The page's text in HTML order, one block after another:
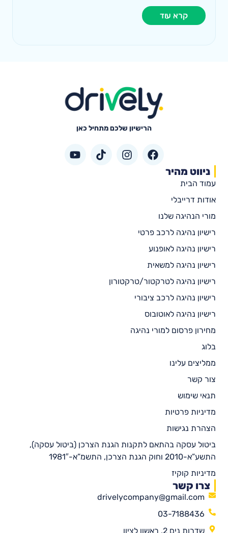
קרא עוד
הרישיון שלכם מתחיל כאן
ניווט מהיר
עמוד הבית
אודות דרייבלי
מורי הנהיגה שלנו
רישיון נהיגה לרכב פרטי
רישיון נהיגה לאופנוע
רישיון נהיגה למשאית
רישיון נהיגה לטרקטור/טרקטורון
רישיון נהיגה לרכב ציבורי
רישיון נהיגה לאוטובוס
מחירון פרסום למורי נהיגה
בלוג
ממליצים עלינו
צור קשר
תנאי שימוש
מדיניות פרטיות
הצהרת נגישות
ביטול עסקה בהתאם לתקנות הגנת הצרכן (ביטול עסקה),
התשע”א-2010 וחוק הגנת הצרכן, התשמ”א-1981″
מדיניות קוקיז
צרו קשר
drivelycompany@gmail.com
03-7188436
שדרות נים 2, ראשון לציון